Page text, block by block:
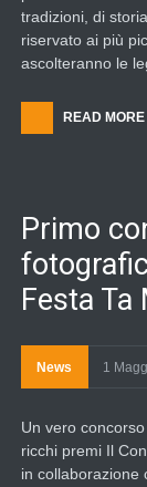
tradizioni, di
riservato ai più
ascolteranno le
READ MORE
Primo
Festa Ta
News 1
Un vero
ricchi premi Il
in collaborazione